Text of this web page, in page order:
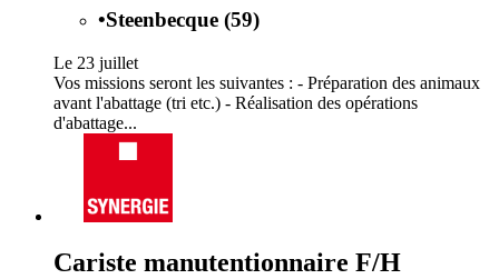
•Steenbecque (59)
Le 23 juillet
Vos missions seront les suivantes : - Préparation des animaux
avant l'abattage (tri etc.) - Réalisation des opérations
d'abattage...
Cariste manutentionnaire F/H